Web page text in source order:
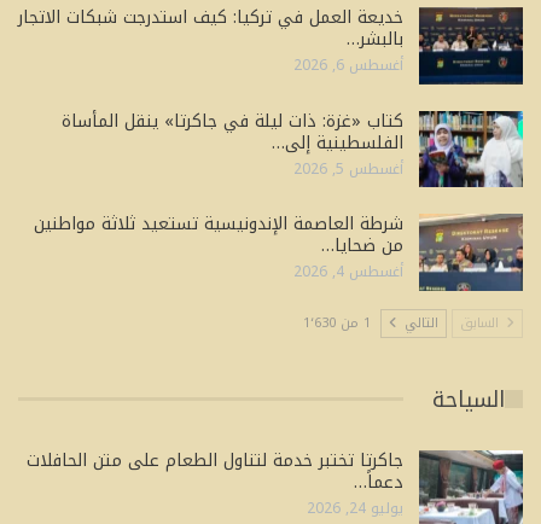
خديعة العمل في تركيا: كيف استدرجت شبكات الاتجار
بالبشر…
أغسطس 6, 2026
كتاب «غزة: ذات ليلة في جاكرتا» ينقل المأساة
الفلسطينية إلى…
أغسطس 5, 2026
شرطة العاصمة الإندونيسية تستعيد ثلاثة مواطنين
من ضحايا…
أغسطس 4, 2026
السابق التالي 1 من 1٬630
السياحة
جاكرتا تختبر خدمة لتناول الطعام على متن الحافلات
دعماً…
يوليو 24, 2026